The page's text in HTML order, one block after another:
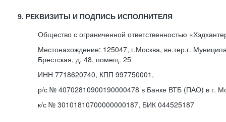
9. РЕКВИЗИТЫ И ПОДПИСЬ ИСПОЛНИТЕЛЯ
Общество с ограниченной ответственностью
Местонахождение: 125047, г.Москва, вн.тер.г.
Брестская, д. 48, помещ. 25
ИНН 7718620740, КПП 997750001,
р/с № 40702810900190000478 в Банке ВТБ (ПАО) в г.
к/с № 30101810700000000187, БИК 044525187